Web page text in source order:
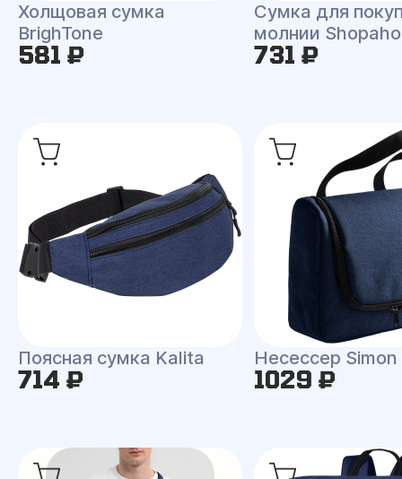
Холщовая сумка
BrighTone
581 ₽
Сумка для
молнии
731 ₽
Поясная сумка Kalita
714 ₽
Несессер Simon
1029 ₽